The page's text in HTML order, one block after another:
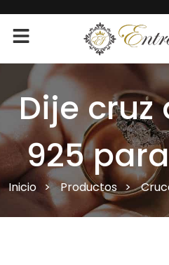
Dije
925
Inicio Productos